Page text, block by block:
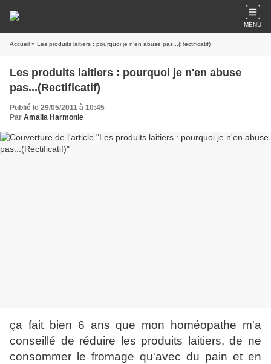
MENU
Accueil » Les produits laitiers : pourquoi je n'en abuse pas...(Rectificatif)
Les produits laitiers : pourquoi je n'en abuse
pas...(Rectificatif)
Publié le 29/05/2011 à 10:45
Par Amalia Harmonie
ça fait bien 6 ans que mon homéopathe m'a
conseillé de réduire les produits laitiers, de ne
consommer le fromage qu'avec du pain et en